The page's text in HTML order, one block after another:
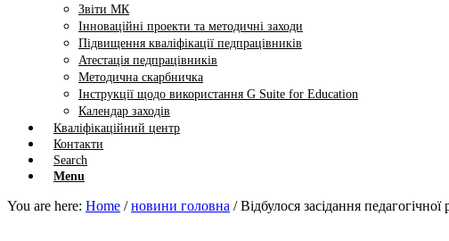
Звіти МК
Інноваційні проекти та методичні заходи
Підвищення кваліфікації педпрацівників
Атестація педпрацівників
Методична скарбничка
Інструкції щодо використання G Suite for Education
Календар заходів
Кваліфікаційний центр
Контакти
Search
Menu
You are here: Home / новини головна / Відбулося засідання педагогічної